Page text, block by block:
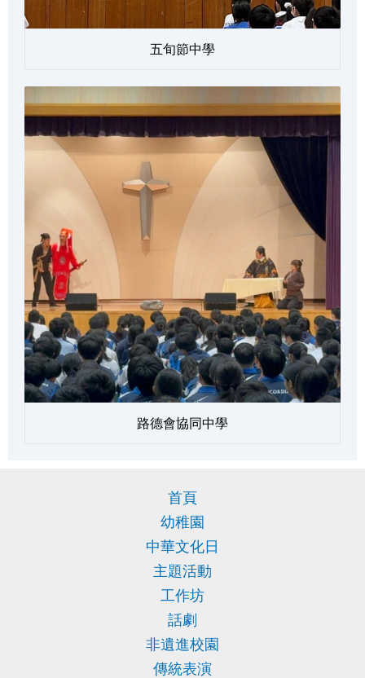
五旬節中學
路德會協同中學
首頁
幼稚園
中華文化日
主題活動
工作坊
話劇
非遺進校園
傳統表演